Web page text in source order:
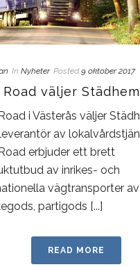
In Nyheter Posted 9 oktober 2017
Road väljer Städhem
i Västerås väljer
av
erbjuder ett brett
av inrikes- och
vägtransporter
partigods [...]
READ MORE